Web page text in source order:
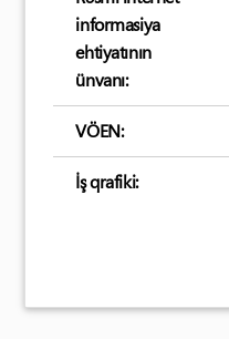
informasiya
ehtiyatının
ünvanı:
VÖEN:
İş qrafiki: